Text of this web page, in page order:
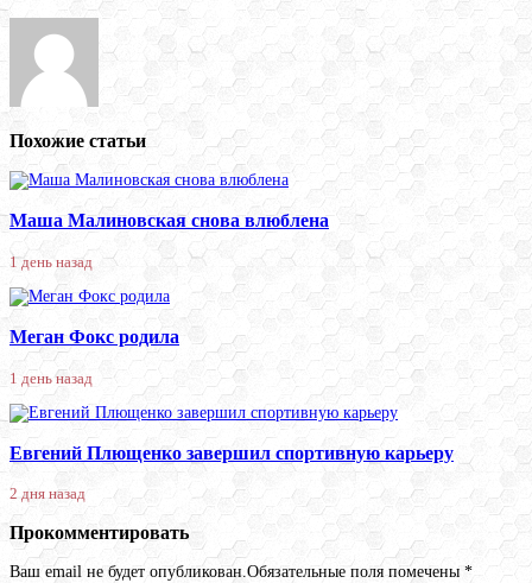
Похожие статьи
Маша Малиновская снова влюблена
1 день назад
Меган Фокс родила
1 день назад
Евгений Плющенко завершил спортивную карьеру
2 дня назад
Прокомментировать
Ваш email не будет опубликован.Обязательные поля помечены *